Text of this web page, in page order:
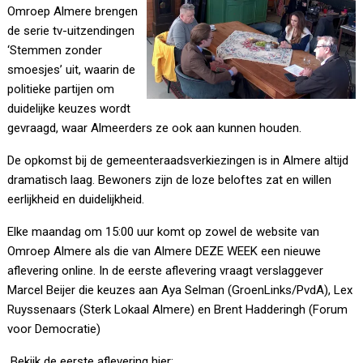
Omroep Almere brengen
de serie tv-uitzendingen
‘Stemmen zonder
smoesjes’ uit, waarin de
politieke partijen om
duidelijke keuzes wordt
gevraagd, waar Almeerders ze ook aan kunnen houden.
De opkomst bij de gemeenteraadsverkiezingen is in Almere altijd
dramatisch laag. Bewoners zijn de loze beloftes zat en willen
eerlijkheid en duidelijkheid.
Elke maandag om 15:00 uur komt op zowel de website van
Omroep Almere als die van Almere DEZE WEEK een nieuwe
aflevering online. In de eerste aflevering vraagt verslaggever
Marcel Beijer die keuzes aan Aya Selman (GroenLinks/PvdA), Lex
Ruyssenaars (Sterk Lokaal Almere) en Brent Hadderingh (Forum
voor Democratie)